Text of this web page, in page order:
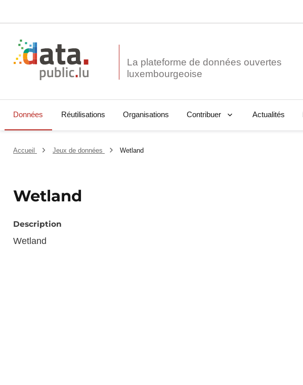
La plateforme de données ouvertes
Données Réutilisations Organisations Contribuer Actualités
Accueil Jeux de données Wetland
Wetland
Description
Wetland